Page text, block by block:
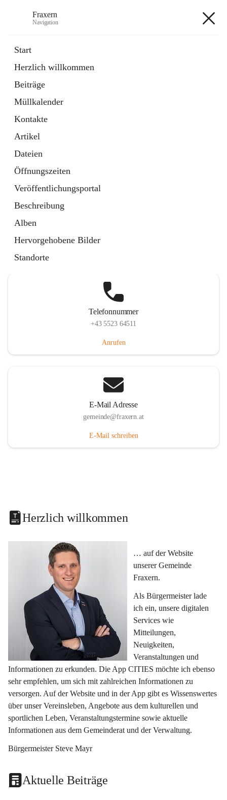
Fraxern
Navigation
Start
Herzlich willkommen
Beiträge
Müllkalender
Kontakte
Artikel
Dateien
Öffnungszeiten
Veröffentlichungsportal
Beschreibung
Alben
Hervorgehobene Bilder
Standorte
Ordner
in
Tab
Formulare
Artikel
öffnet
in
neuem
Tab
Telefonnummer
+43 5523 64511
Anrufen
E-Mail Adresse
gemeinde@fraxern.at
E-Mail schreiben
Herzlich willkommen
… auf der Website
unserer Gemeinde
Fraxern.
Als Bürgermeister lade
ich ein, unsere digitalen
Services wie
Mitteilungen,
Neuigkeiten,
Veranstaltungen und
Informationen zu erkunden. Die App CITIES möchte ich ebenso
sehr empfehlen, um sich mit zahlreichen Informationen zu
versorgen. Auf der Website und in der App gibt es Wissenswertes
über unser Vereinsleben, Angebote aus dem kulturellen und
sportlichen Leben, Veranstaltungstermine sowie aktuelle
Informationen aus dem Gemeinderat und der Verwaltung.
Bürgermeister Steve Mayr
Aktuelle Beiträge